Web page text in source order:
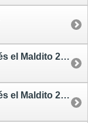
La Pasión de Cleopatra / Ramsés el Maldito 2 - tapa dura
La Pasión de Cleopatra / Ramsés el Maldito 2 - tapa blanda